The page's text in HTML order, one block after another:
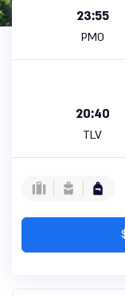
23:55
PMO
20:40
TLV